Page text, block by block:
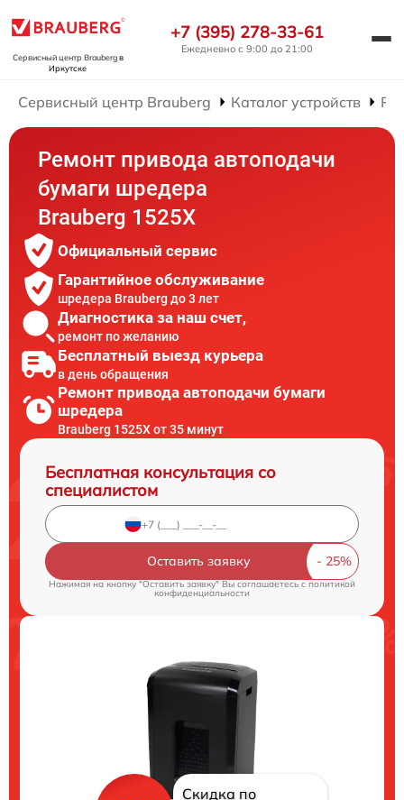
Сервисный центр Braubergв
Иркутске
+7 (395) 278-33-61
Ежедневно с 9:00 до 21:00
Сервисный центр Brauberg Каталог устройств
Ремонт привода автоподачи
бумаги шредера
Brauberg 1525X
Официальный сервис
Гарантийное обслуживание
шредера Brauberg до 3 лет
Диагностика за наш счет,
ремонт по желанию
Бесплатный выезд курьера
в день обращения
Ремонт привода автоподачи бумаги
шредера
Brauberg 1525X от 35 минут
Бесплатная консультация со
специалистом
Оставить заявку
Нажимая на кнопку "Оставить заявку" Вы соглашаетесь c политикой
конфиденциальности
Скидка по